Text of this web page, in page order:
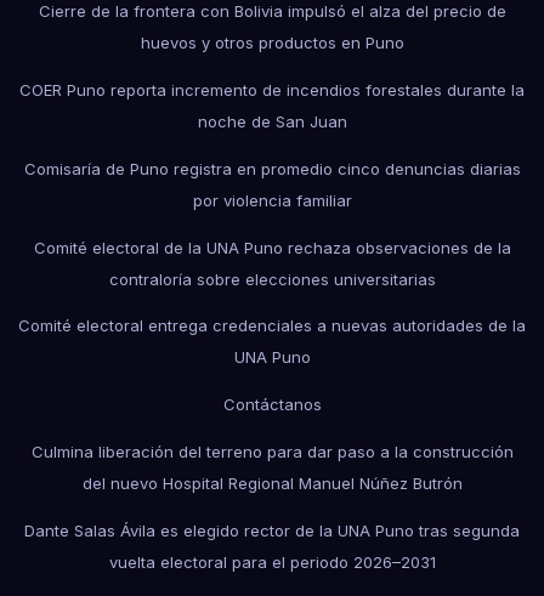
Cierre de la frontera con Bolivia impulsó el alza del precio de
huevos y otros productos en Puno
COER Puno reporta incremento de incendios forestales durante la
noche de San Juan
Comisaría de Puno registra en promedio cinco denuncias diarias
por violencia familiar
Comité electoral de la UNA Puno rechaza observaciones de la
contraloría sobre elecciones universitarias
Comité electoral entrega credenciales a nuevas autoridades de la
UNA Puno
Contáctanos
Culmina liberación del terreno para dar paso a la construcción
del nuevo Hospital Regional Manuel Núñez Butrón
Dante Salas Ávila es elegido rector de la UNA Puno tras segunda
vuelta electoral para el periodo 2026–2031